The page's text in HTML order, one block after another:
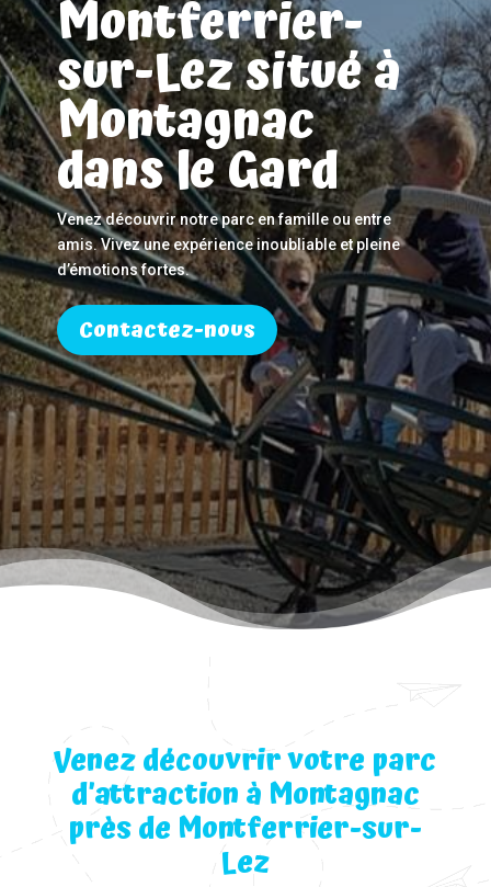
Montferrier-
sur-Lez situé à
Montagnac
dans le Gard
Venez découvrir notre parc en famille ou entre
amis. Vivez une expérience inoubliable et pleine
d’émotions fortes.
Contactez-nous
Venez découvrir votre parc
d’attraction à Montagnac
près de Montferrier-sur-
Lez